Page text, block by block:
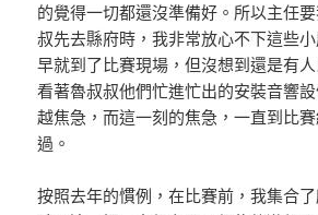
的覺得一切都還沒準備好。所以主任
叔先去縣府時，我非常放心不下這些
早就到了比賽現場，但沒想到還是有
看著魯叔叔他們忙進忙出的安裝音響
越焦急，而這一刻的焦急，一直到比
過。
按照去年的慣例，在比賽前，我集合